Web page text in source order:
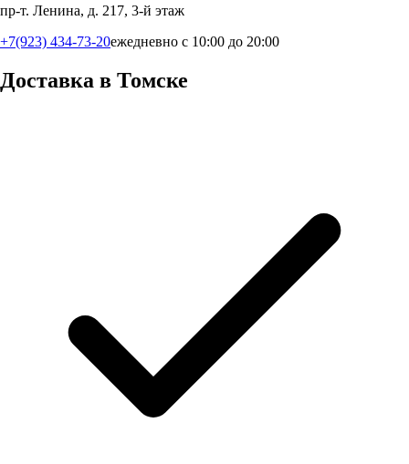
пр-т. Ленина, д. 217, 3-й этаж
+7(923) 434-73-20ежедневно с 10:00 до 20:00
Доставка в Томске